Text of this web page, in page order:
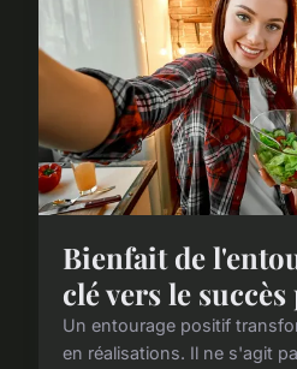
Bienfait de
clé vers le
Un entourage positif
en réalisations. Il ne s'agit